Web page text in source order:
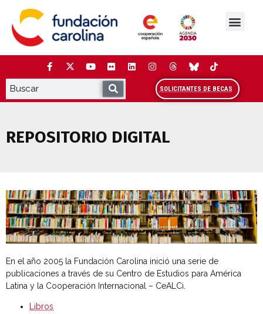
contenido
SOLICITANTES DE BECAS
REPOSITORIO DIGITAL
En el año 2005 la Fundación Carolina inició una serie de
publicaciones a través de su Centro de Estudios para América
Latina y la Cooperación Internacional – CeALCi.
Libros